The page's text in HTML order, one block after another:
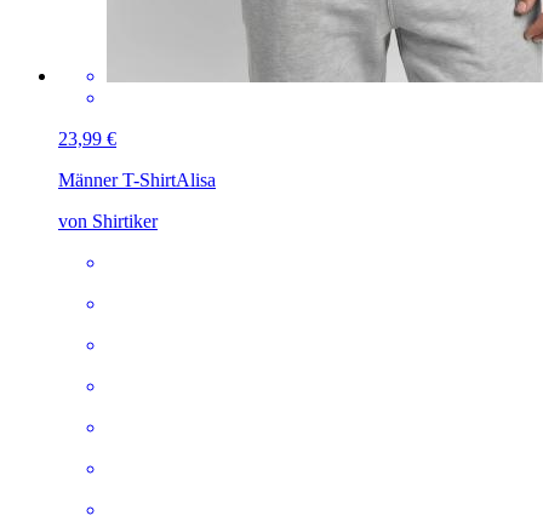
23,99 €
Männer T-ShirtAlisa
von Shirtiker